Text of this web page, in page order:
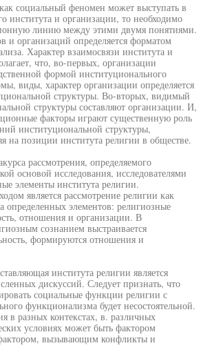
социальный феномен может выступать в
института и организации, то необходимо
линию между этими двумя понятиями.
и организаций определяется форматом
Характер взаимосвязи института и
что, во-первых, организации
формой институционального
виды, характер организации определяется
структуры. Во-вторых, видимый
структуры составляют организации. И,
факторы играют существенную роль
институциональной структуры,
на позиции института религии в обществе.
рассмотрения, определяемого
основой исследования, исследователями
элементы института религии.
является рассмотрение религии как
определенных элементов: религиозные
отношения и организации. В
сознанием выстраивается
формируются отношения и
института религии является
дискуссий. Следует признать, что
социальные функции религии с
функционализма будет несостоятельной.
в разных контекстах, в. различных
условиях может быть фактором
вызывающим конфликты и